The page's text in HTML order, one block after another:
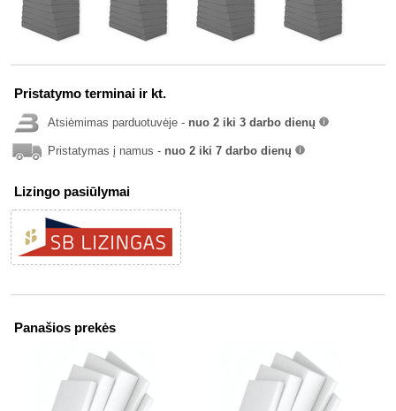
Pristatymo terminai ir kt.
Atsiėmimas parduotuvėje - nuo 2 iki 3 darbo dienų
Pristatymas į namus - nuo 2 iki 7 darbo dienų
Lizingo pasiūlymai
Panašios prekės